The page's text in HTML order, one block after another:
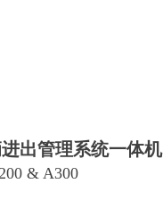
出管理系统一体机
& A300